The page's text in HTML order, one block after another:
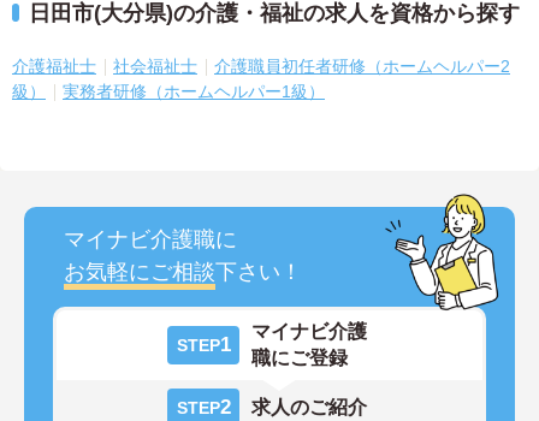
日田市(大分県)の介護・福祉の求人を資格から探す
介護福祉士 社会福祉士
介護職員初任者研修（ホームヘルパー2
級）
実務者研修（ホームヘルパー1級）
マイナビ介護職に
お気軽にご相談下さい！
STEP1
マイナビ介護
職にご登録
STEP2 求人のご紹介